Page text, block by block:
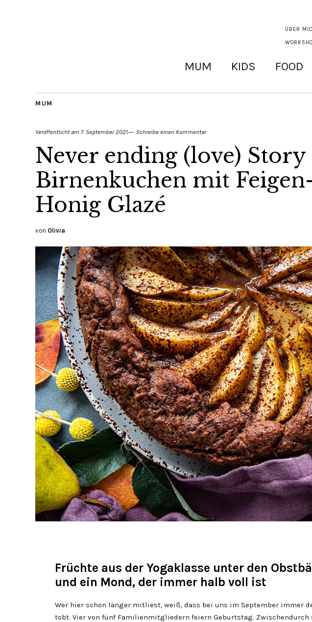
ÜBER
MUM KIDS FOOD
MUM
Veröffentlicht am 7. September 2021 Schreibe einen Kommentar
Never ending (love) Story
Birnenkuchen mit
Honig Glazé
von Olivia
Früchte aus der Yogaklasse unter den
und ein Mond, der immer halb voll ist
Wer hier schon länger mitliest, weiß, dass bei uns im September immer
tobt. Vier von fünf Familienmitgliedern feiern Geburtstag. Zwischendurch